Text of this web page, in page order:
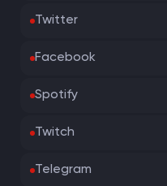
Twitter
Facebook
Spotify
Twitch
Telegram